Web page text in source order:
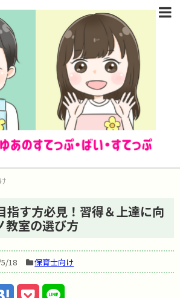
指す方必見！習得＆上達に向
教室の選び方
18 保育士向け